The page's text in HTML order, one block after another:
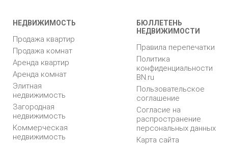
НЕДВИЖИМОСТЬ
Продажа квартир
Продажа комнат
Аренда квартир
Аренда комнат
Элитная
недвижимость
Загородная
недвижимость
Коммерческая
недвижимость
БЮЛЛЕТЕНЬ
НЕДВИЖИМОСТИ
Правила перепечатки
Политика
конфиденциальности
BN.ru
Пользовательское
соглашение
Согласие на
распространение
персональных данных
Карта сайта